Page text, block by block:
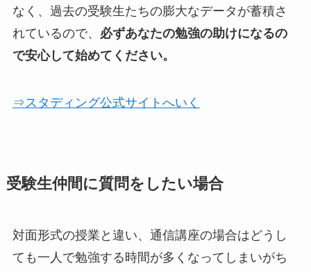
なく、過去の受験生たちの膨大なデータが蓄積さ
れているので、 必ずあなたの勉強の助けになるの
で安心して始めてください。
⇒スタディング公式サイトへいく
受験生仲間に質問をしたい場合
対面形式の授業と違い、通信講座の場合はどうし
ても一人で勉強する時間が多くなってしまいがち